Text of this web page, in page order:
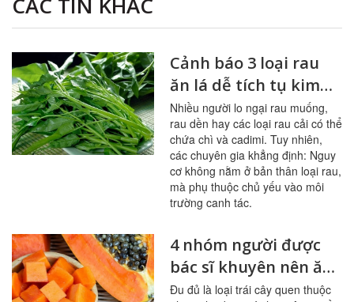
Cảnh báo 3 loại rau
ăn lá dễ tích tụ kim
loại nặng
Nhiều người lo ngại rau muống,
rau dền hay các loại rau cải có thể
chứa chì và cadimi. Tuy nhiên,
các chuyên gia khẳng định: Nguy
cơ không nằm ở bản thân loại rau,
mà phụ thuộc chủ yếu vào môi
trường canh tác.
4 nhóm người được
bác sĩ khuyên nên ăn
đu đủ thường xuyên
Đu đủ là loại trái cây quen thuộc